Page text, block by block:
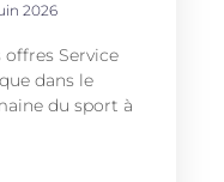
2026
offres Service
dans le
du sport à